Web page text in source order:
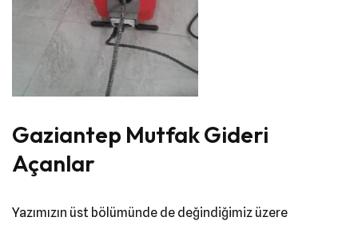
Gaziantep Mutfak Gideri
Açanlar
Yazımızın üst bölümünde de değindiğimiz üzere